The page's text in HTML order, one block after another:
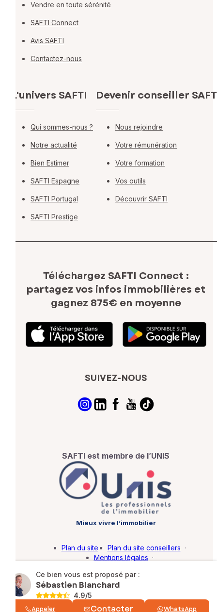
Ce bien vous est proposé par :
Sébastien Blanchard
4.9/5
Appeler Contacter WhatsApp
Vendre en toute sérénité
SAFTI Connect
Avis SAFTI
Contactez-nous
L'univers SAFTI
Qui sommes-nous ?
Notre actualité
Bien Estimer
SAFTI Espagne
SAFTI Portugal
SAFTI Prestige
Devenir conseiller
Nous rejoindre
Votre rémunération
Votre formation
Vos outils
Découvrir SAFTI
Téléchargez SAFTI Connect :
partagez vos infos immobilières et
gagnez 875€ en moyenne
SUIVEZ-NOUS
SAFTI est membre de l’UNIS
Mieux vivre l’immobilier
© SAFTI 2026. Tous droits réservés.
Plan du site · Plan du site conseillers ·
Mentions légales ·
Barème d'honoraires · Paramétrer mes cookies